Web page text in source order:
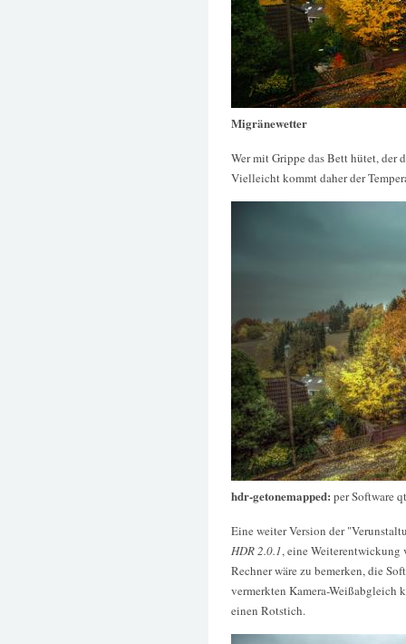
Migränewetter
Wer mit Grippe das Bett hütet, der
Vielleicht kommt daher der
hdr-getonemapped: per Software
Eine weiter Version der
HDR 2.0.1, eine
Rechner wäre zu bemerken, die
vermerkten Kamera-
einen Rotstich.